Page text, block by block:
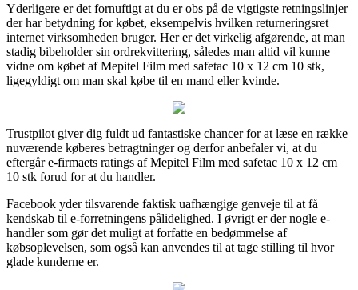
Yderligere er det fornuftigt at du er obs på de vigtigste retningslinjer
der har betydning for købet, eksempelvis hvilken returneringsret
internet virksomheden bruger. Her er det virkelig afgørende, at man
stadig bibeholder sin ordrekvittering, således man altid vil kunne
vidne om købet af Mepitel Film med safetac 10 x 12 cm 10 stk,
ligegyldigt om man skal købe til en mand eller kvinde.
Trustpilot giver dig fuldt ud fantastiske chancer for at læse en række
nuværende køberes betragtninger og derfor anbefaler vi, at du
eftergår e-firmaets ratings af Mepitel Film med safetac 10 x 12 cm
10 stk forud for at du handler.
Facebook yder tilsvarende faktisk uafhængige genveje til at få
kendskab til e-forretningens pålidelighed. I øvrigt er der nogle e-
handler som gør det muligt at forfatte en bedømmelse af
købsoplevelsen, som også kan anvendes til at tage stilling til hvor
glade kunderne er.